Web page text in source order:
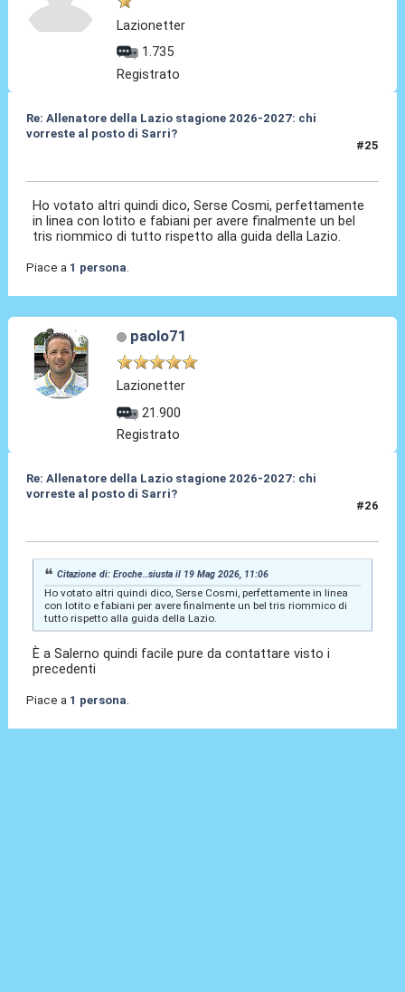
Lazionetter
1.735
Registrato
Re: Allenatore della Lazio stagione 2026-2027: chi
vorreste al posto di Sarri?
#25
Ho votato altri quindi dico, Serse Cosmi, perfettamente
in linea con lotito e fabiani per avere finalmente un bel
tris riommico di tutto rispetto alla guida della Lazio.
Piace a 1 persona
paolo71
Lazionetter
21.900
Registrato
Re: Allenatore della Lazio stagione 2026-2027: chi
vorreste al posto di Sarri?
#26
Citazione di: Eroche..siusta il 19 Mag 2026, 11:06
Ho votato altri quindi dico, Serse Cosmi, perfettamente in linea
con lotito e fabiani per avere finalmente un bel tris riommico di
tutto rispetto alla guida della Lazio.
È a Salerno quindi facile pure da contattare visto i
precedenti
Piace a 1 persona